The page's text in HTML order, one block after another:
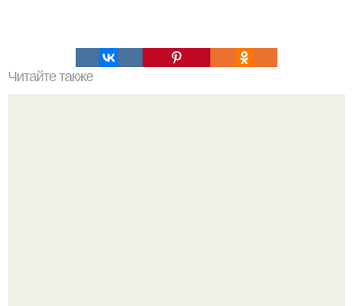
Читайте также